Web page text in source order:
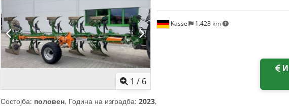
1 / 6
Kassel 1.428 km
Состојба: половен, Година на изградба: 2023,